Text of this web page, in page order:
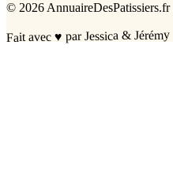
© 2026 AnnuaireDesPatissiers.fr
Fait avec♥ par Jessica & Jérémy